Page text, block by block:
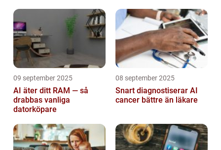
09 september 2025
AI äter ditt RAM — så
drabbas vanliga
datorköpare
08 september 2025
Snart diagnostiserar AI
cancer bättre än läkare